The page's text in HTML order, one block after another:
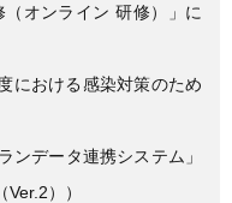
（オンライン 研修）」に
における感染対策のため
ンデータ連携システム」
））